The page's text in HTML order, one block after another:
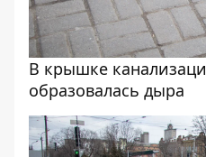
В крышке
образовалась дыра